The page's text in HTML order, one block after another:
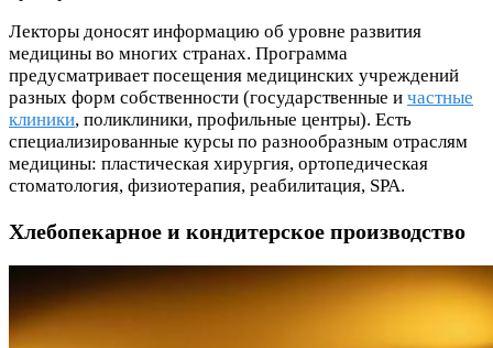
Лекторы доносят информацию об уровне развития
медицины во многих странах. Программа
предусматривает посещения медицинских учреждений
разных форм собственности (государственные и частные
клиники, поликлиники, профильные центры). Есть
специализированные курсы по разнообразным отраслям
медицины: пластическая хирургия, ортопедическая
стоматология, физиотерапия, реабилитация, SPA.
Хлебопекарное и кондитерское производство